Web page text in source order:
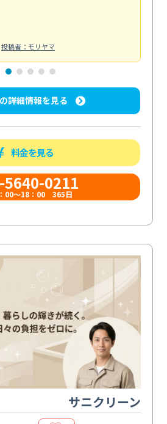
投稿者：モリヤマ
詳細情報を見る
料金を見る
5640-0211
00～18：00 365日
サニクリーン